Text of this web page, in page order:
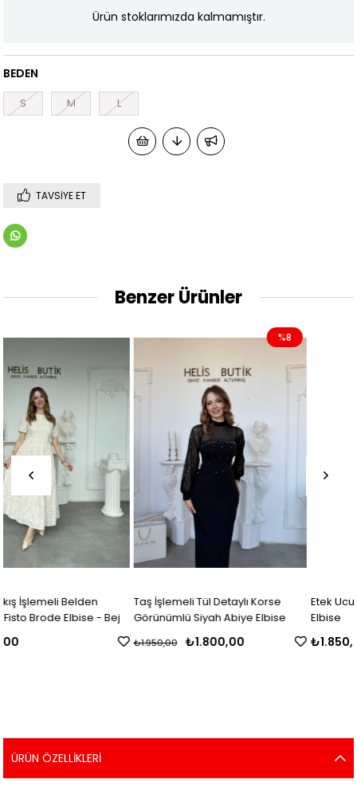
Ürün stoklarımızda kalmamıştır.
BEDEN
S M L
TAVSIYE ET
Benzer Ürünler
Taş İşlemeli Tül Detaylı Korse
Görünümlü Siyah Abiye Elbise
₺1.800,00
₺1.950,00
%8
Etek Ucu Asimetrik Kesim Kot
Elbise
₺1.850,00
ÜRÜN ÖZELLIKLERI